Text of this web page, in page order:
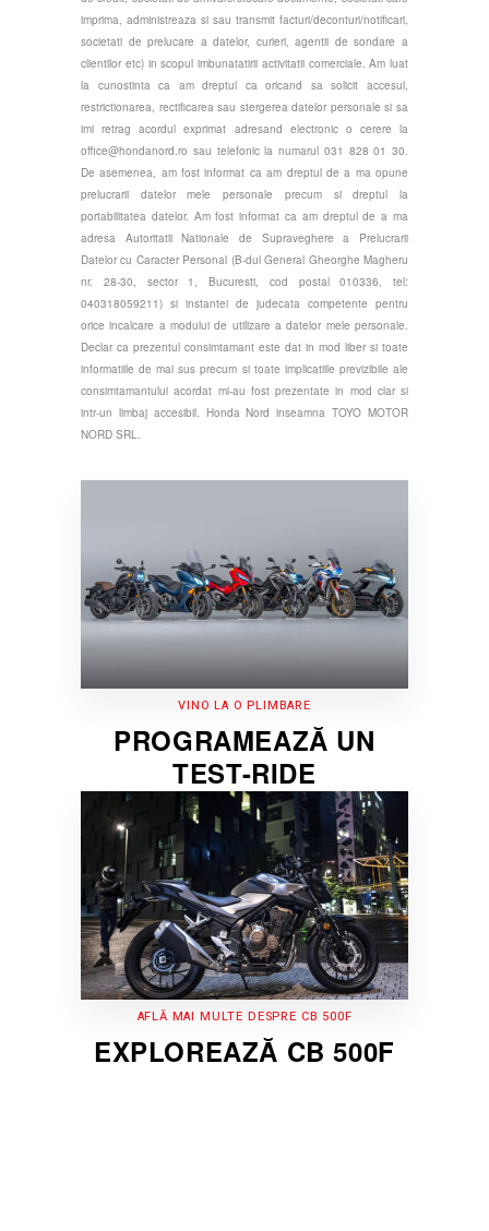
imprima, administreaza si sau transmit facturi/deconturi/notificari,
societati de prelucare a datelor, curieri, agentii de sondare a
clientilor etc) in scopul imbunatatirii activitatii comerciale. Am luat
la cunostinta ca am dreptul ca oricand sa solicit accesul,
restrictionarea, rectificarea sau stergerea datelor personale si sa
imi retrag acordul exprimat adresand electronic o cerere la
office@hondanord.ro sau telefonic la numarul 031 828 01 30.
De asemenea, am fost informat ca am dreptul de a ma opune
prelucrarii datelor mele personale precum si dreptul la
portabilitatea datelor. Am fost informat ca am dreptul de a ma
adresa Autoritatii Nationale de Supraveghere a Prelucrarii
Datelor cu Caracter Personal (B-dul General Gheorghe Magheru
nr. 28-30, sector 1, Bucuresti, cod postal 010336, tel:
040318059211) si instantei de judecata competente pentru
orice incalcare a modului de utilizare a datelor mele personale.
Declar ca prezentul consimtamant este dat in mod liber si toate
informatiile de mai sus precum si toate implicatiile previzibile ale
consimtamantului acordat mi-au fost prezentate in mod clar si
intr-un limbaj accesibil. Honda Nord inseamna TOYO MOTOR
NORD SRL.
VINO LA O PLIMBARE
PROGRAMEAZĂ UN
TEST-RIDE
AFLĂ MAI MULTE DESPRE CB 500F
EXPLOREAZĂ CB 500F